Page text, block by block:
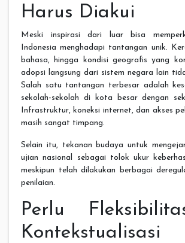
Harus Diakui
Meski inspirasi dari luar bisa
Indonesia menghadapi tantangan unik.
bahasa, hingga kondisi geografis yang
adopsi langsung dari sistem negara lain
Salah satu tantangan terbesar adalah
sekolah-sekolah di kota besar dengan
Infrastruktur, koneksi internet, dan akses
masih sangat timpang.
Selain itu, tekanan budaya untuk
ujian nasional sebagai tolok ukur
meskipun telah dilakukan berbagai
penilaian.
Perlu
Kontekstualisasi